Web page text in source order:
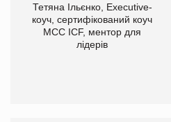
Тетяна Ільєнко, Executive-
коуч, сертифікований коуч
МСС ICF, ментор для
лідерів